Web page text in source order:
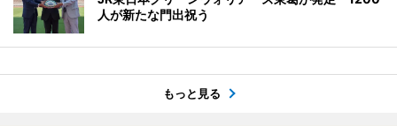
人が新たな門出祝う
もっと見る